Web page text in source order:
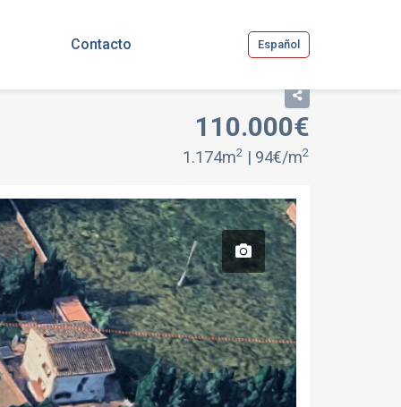
Contacto Español
110.000€
1.174m2 | 94€/m2